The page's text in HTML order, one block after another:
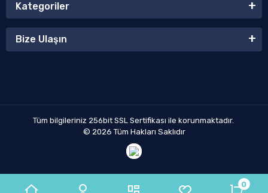
Kategoriler
Bize Ulaşın
Tüm bilgileriniz 256bit SSL Sertifikası ile korunmaktadır.
© 2026 Tüm Hakları Saklıdır
0